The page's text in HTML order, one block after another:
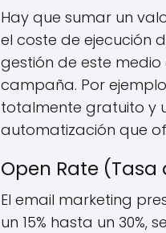
Hay que sumar un
el coste de ejecución
gestión de este
campaña. Por
totalmente gratuito y
automatización que
Open Rate
El email marketing
un 15% hasta un